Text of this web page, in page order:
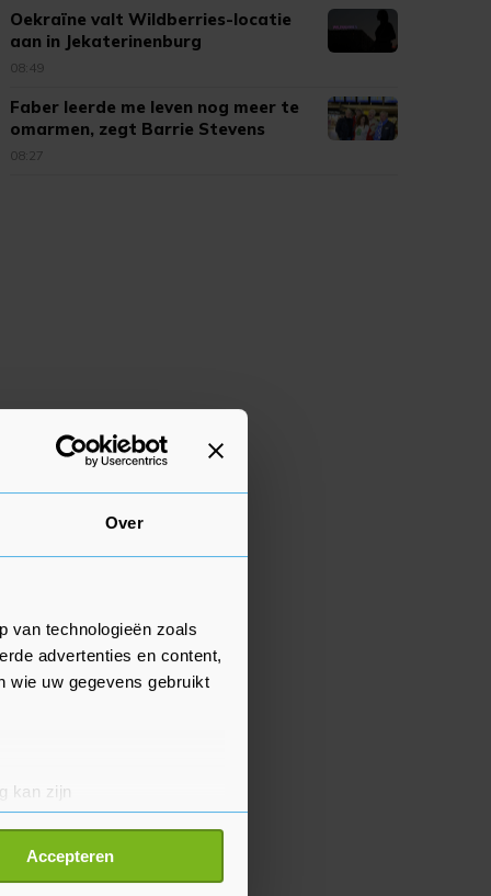
Over
van technologieën zoals
advertenties en content,
wie uw gegevens gebruikt
kan zijn
detailgedeelte
Accepteren
Oekraïne valt Wildberries-locatie
aan in Jekaterinenburg
08:49
Faber leerde me leven nog meer te
omarmen, zegt Barrie Stevens
08:27